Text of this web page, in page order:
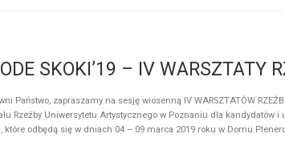
SKOKI’19 – IV WARSZTATY
Państwo, zapraszamy na sesję wiosenną IV WARSZTATÓW
Rzeźby Uniwersytetu Artystycznego w Poznaniu dla
które odbędą się w dniach 04 – 09 marca 2019 roku w Domu